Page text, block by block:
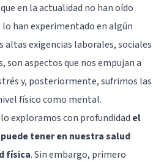
en la actualidad no han oído
han experimentado en algún
altas exigencias laborales, sociales
aspectos que nos empujan a
y, posteriormente, sufrimos las
físico como mental.
exploramos con profundidad el
tener en nuestra salud
física. Sin embargo, primero